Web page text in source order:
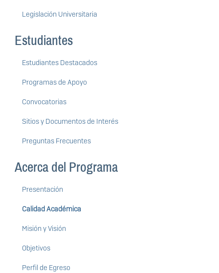
Legislación Universitaria
Estudiantes
Estudiantes Destacados
Programas de Apoyo
Convocatorias
Sitios y Documentos de Interés
Preguntas Frecuentes
Acerca del Programa
Presentación
Calidad Académica
Misión y Visión
Objetivos
Perfil de Egreso